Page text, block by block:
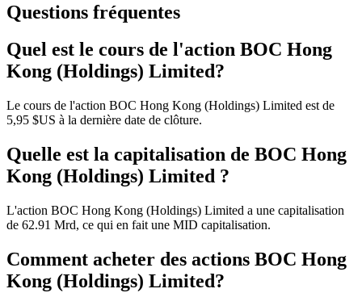
Questions fréquentes
Quel est le cours de l'action BOC Hong
Kong (Holdings) Limited?
Le cours de l'action BOC Hong Kong (Holdings) Limited est de
5,95 $US à la dernière date de clôture.
Quelle est la capitalisation de BOC Hong
Kong (Holdings) Limited ?
L'action BOC Hong Kong (Holdings) Limited a une capitalisation
de 62.91 Mrd, ce qui en fait une MID capitalisation.
Comment acheter des actions BOC Hong
Kong (Holdings) Limited?